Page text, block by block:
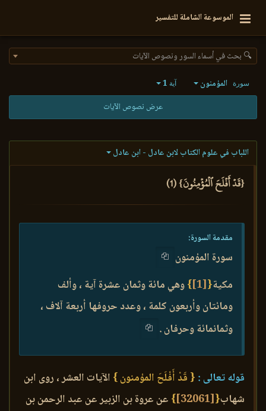
الموسوعة الشاملة للتفسير
🔍 بحث في أسماء السور ونصوص الآيات
سورة المؤمنون آية 1
عرض نصوص الآيات
اللباب في علوم الكتاب لابن عادل - ابن عادل
{قَدۡ أَفۡلَحَ ٱلۡمُؤۡمِنُونَ} (1)
مقدمة السورة:
سورة المؤمنون
مكية{
[1]
}وهي مائة وثمان عشرة آية ، وألف
ومائتان وأربعون كلمة ، وعدد حروفها أربعة آلاف ،
وثمانمائة وحرفان .
قوله تعالى : { قَدْ أَفْلَحَ المؤمنون } الآيات العشر ، روى ابن
شهاب{
[32061]
} عن عروة بن الزبير عن عبد الرحمن بن